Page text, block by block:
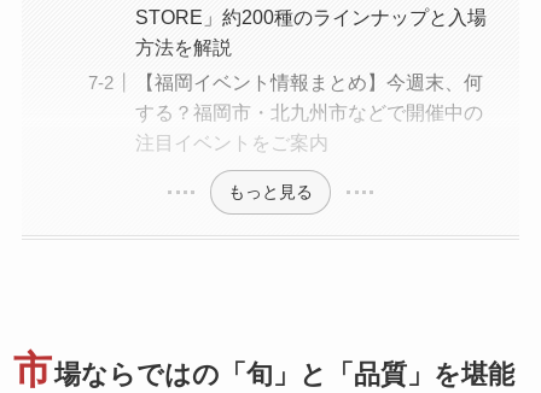
STORE」約200種のラインナップと入場
方法を解説
【福岡イベント情報まとめ】今週末、何
する？福岡市・北九州市などで開催中の
注目イベントをご案内
もっと見る
市場ならではの「旬」と「品質」を堪能